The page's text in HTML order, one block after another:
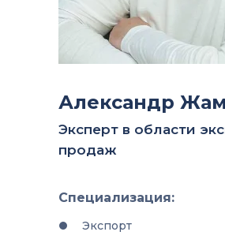
Александр
Эксперт в области
продаж
Специализация:
Экспорт